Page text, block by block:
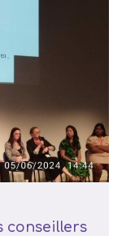
conseillers